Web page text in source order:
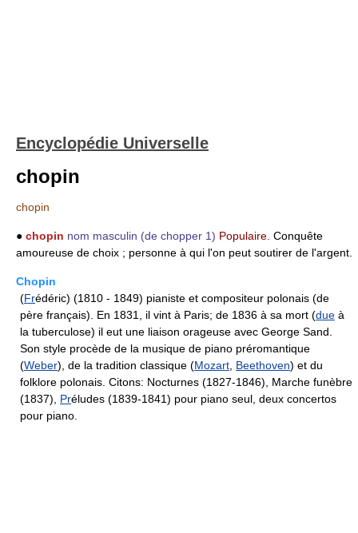
Encyclopédie Universelle
chopin
chopin
● chopin nom masculin (de chopper 1) Populaire. Conquête
amoureuse de choix ; personne à qui l'on peut soutirer de l'argent.
Chopin
(Frédéric) (1810 - 1849) pianiste et compositeur polonais (de
père français). En 1831, il vint à Paris; de 1836 à sa mort (due à
la tuberculose) il eut une liaison orageuse avec George Sand.
Son style procède de la musique de piano préromantique
(Weber), de la tradition classique (Mozart Beethoven) et du
folklore polonais. Citons: Nocturnes (1827-1846), Marche funèbre
(1837), Préludes (1839-1841) pour piano seul, deux concertos
pour piano.